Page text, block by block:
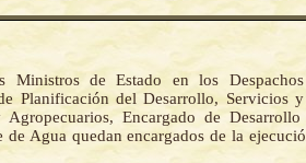
Ministros de Estado en los
Planificación del Desarrollo, Servicios
Agropecuarios, Encargado de
de Agua quedan encargados de la